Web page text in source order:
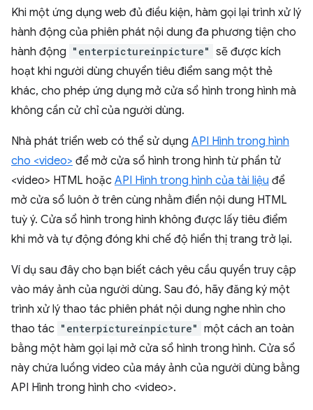
Khi một ứng dụng web đủ điều kiện, hàm gọi lại trình xử lý
hành động của phiên phát nội dung đa phương tiện cho
hành động "enterpictureinpicture" sẽ được kích
hoạt khi người dùng chuyển tiêu điểm sang một thẻ
khác, cho phép ứng dụng mở cửa sổ hình trong hình mà
không cần cử chỉ của người dùng.
Nhà phát triển web có thể sử dụng API Hình trong hình
cho <video> để mở cửa sổ hình trong hình từ phần tử
<video> HTML hoặc API Hình trong hình của tài liệu để
mở cửa sổ luôn ở trên cùng nhằm điền nội dung HTML
tuỳ ý. Cửa sổ hình trong hình không được lấy tiêu điểm
khi mở và tự động đóng khi chế độ hiển thị trang trở lại.
Ví dụ sau đây cho bạn biết cách yêu cầu quyền truy cập
vào máy ảnh của người dùng. Sau đó, hãy đăng ký một
trình xử lý thao tác phiên phát nội dung nghe nhìn cho
thao tác "enterpictureinpicture" một cách an toàn
bằng một hàm gọi lại mở cửa sổ hình trong hình. Cửa sổ
này chứa luồng video của máy ảnh của người dùng bằng
API Hình trong hình cho <video>.